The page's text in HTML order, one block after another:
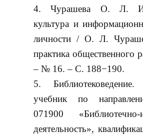
Чурашева О. Л.
культура и
личности / О. Л.
практика общественного
– № 16. – С. 188−190.
учебник по
071900 «Библиотечно-
деятельность»,